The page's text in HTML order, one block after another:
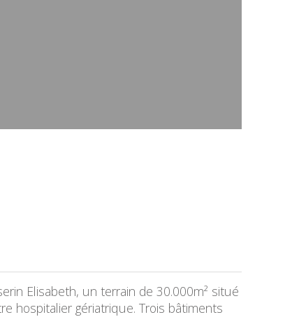
Elisabeth, un terrain de 30.000m² situé
hospitalier gériatrique. Trois bâtiments